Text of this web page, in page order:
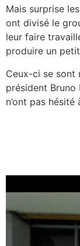
Mais surprise
ont divisé le
leur faire
produire un
Ceux-ci se sont
président Bruno
n’ont pas